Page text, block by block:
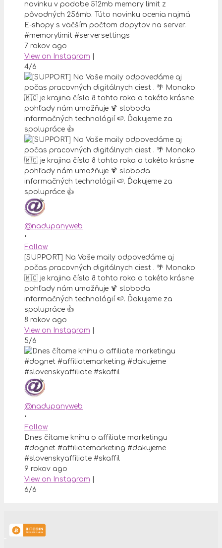
novinku v podobe 512mb memory limit z
pôvodných 256mb. Túto novinku ocenia najmä
E-shopy s väčším počtom dopytov na server.
#memorylimit #serversettings
7 rokov ago
View on Instagram
4/6
@nadupanyweb
•
Follow
[SUPPORT] Na Vaše maily odpovedáme aj
počas pracovných digitálnych ciest . 🌴 Monako
🇲🇨 je krajina číslo 8 tohto roka a takéto krásne
pohľady nám umožňuje 🍹 sloboda
informačných technológií 🍉. Ďakujeme za
spolupráce 👍
8 rokov ago
View on Instagram
5/6
@nadupanyweb
•
Follow
Dnes čítame knihu o affiliate marketingu
#dognet #affiliatemarketing #dakujeme
#slovenskyaffiliate #skaffil
9 rokov ago
View on Instagram
6/6